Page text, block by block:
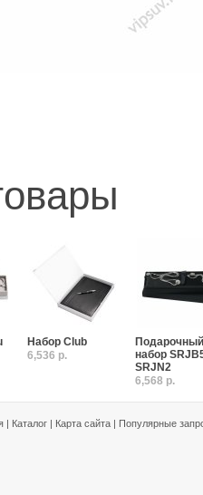
Набор Club
6,536 р.
Подарочный
набор
SRJN2
6,568 р.
| Каталог | Карта сайта | Популярные